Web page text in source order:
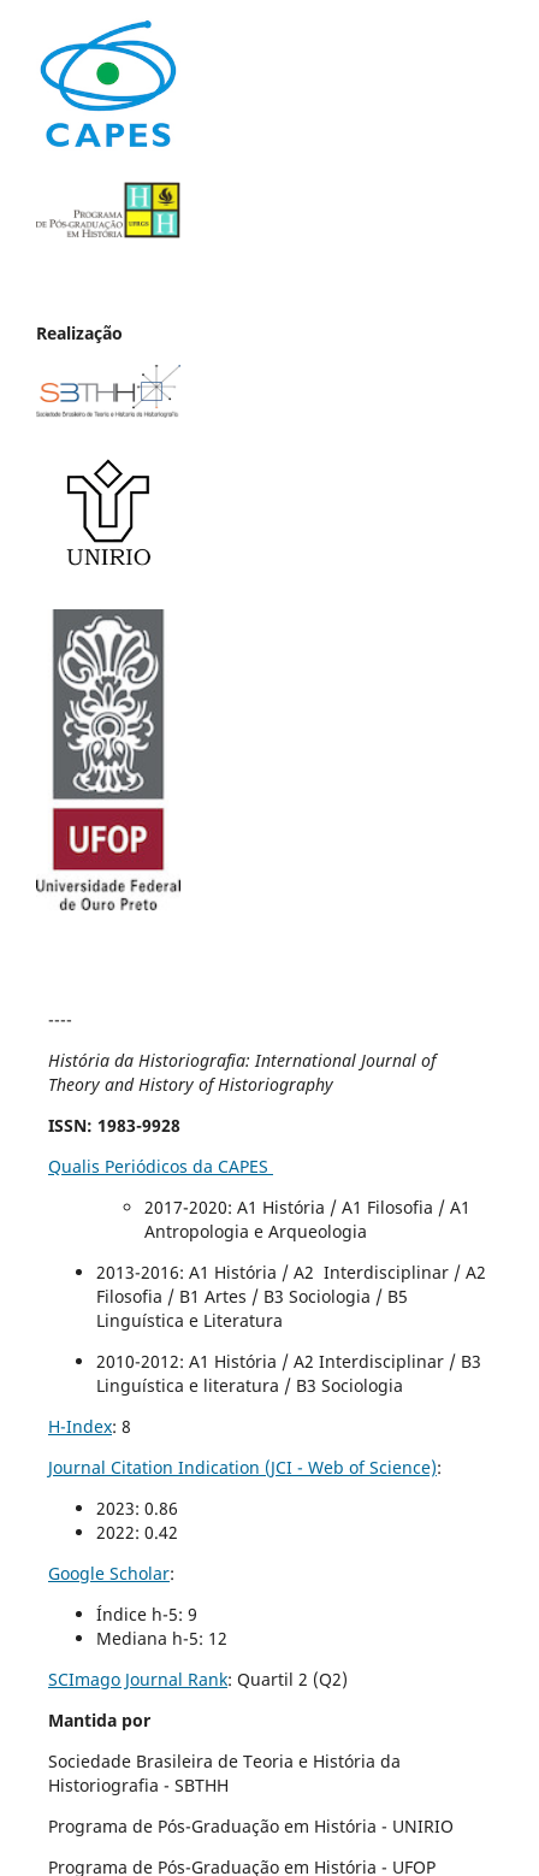
Realização
----
História da Historiografia: International Journal of
Theory and History of Historiography
ISSN: 1983-9928
Qualis Periódicos da CAPES
2017-2020: A1 História / A1 Filosofia / A1
Antropologia e Arqueologia
2013-2016: A1 História / A2 Interdisciplinar / A2
Filosofia / B1 Artes / B3 Sociologia / B5
Linguística e Literatura
2010-2012: A1 História / A2 Interdisciplinar / B3
Linguística e literatura / B3 Sociologia
H-Index: 8
Journal Citation Indication (JCI - Web of Science):
2023: 0.86
2022: 0.42
Google Scholar:
Índice h-5: 9
Mediana h-5: 12
SCImago Journal Rank: Quartil 2 (Q2)
Mantida por
Sociedade Brasileira de Teoria e História da
Historiografia - SBTHH
Programa de Pós-Graduação em História - UNIRIO
Programa de Pós-Graduação em História - UFOP